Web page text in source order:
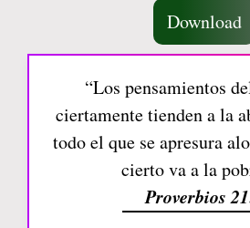
Download
“Los pensamientos
ciertamente tienden a la
todo el que se apresura
cierto va a la
Proverbios